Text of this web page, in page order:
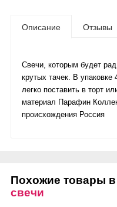
Описание Отзывы
Свечи, которым будет
крутых тачек. В упаковке
легко поставить в торт
материал Парафин
происхождения Россия
Похожие товары в
свечи